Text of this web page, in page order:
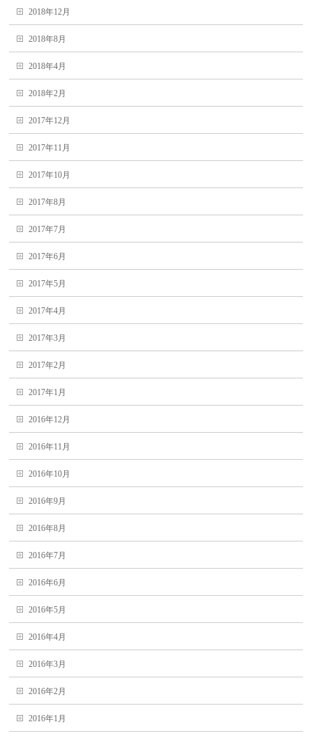
2018年12月
2018年8月
2018年4月
2018年2月
2017年12月
2017年11月
2017年10月
2017年8月
2017年7月
2017年6月
2017年5月
2017年4月
2017年3月
2017年2月
2017年1月
2016年12月
2016年11月
2016年10月
2016年9月
2016年8月
2016年7月
2016年6月
2016年5月
2016年4月
2016年3月
2016年2月
2016年1月